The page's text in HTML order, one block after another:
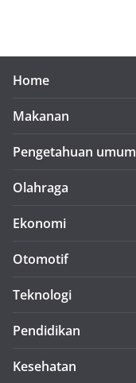
Home
Makanan
Pengetahuan umum
Olahraga
Ekonomi
Otomotif
Teknologi
Pendidikan
Kesehatan